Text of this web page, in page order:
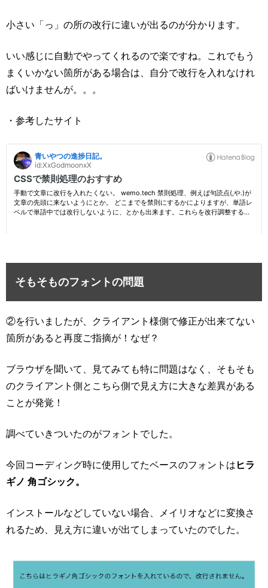
小さい「っ」の所の改行に違いが出るのが分かります。
いい感じに自動でやってくれるので楽ですね。これでもう
まくいかない箇所がある場合は、自分で改行を入れなけれ
ばいけませんが。。。
・参考したサイト
そもそものフォントの問題
②を行いましたが、クライアント様側で修正が出来てない
箇所があると再度ご指摘が！なぜ？
ブラウザを聞いて、見てみても特に問題はなく、そもそも
のクライアント側とこちら側で見え方に大きな差異がある
ことが発覚！
調べていきついたのがフォントでした。
今回コーディング時に使用してたベースのフォントは ヒラ
ギノ 角ゴシック。
インストールなどしていない場合、メイリオなどに変換さ
れるため、見え方に違いが出てしまっていたのでした。